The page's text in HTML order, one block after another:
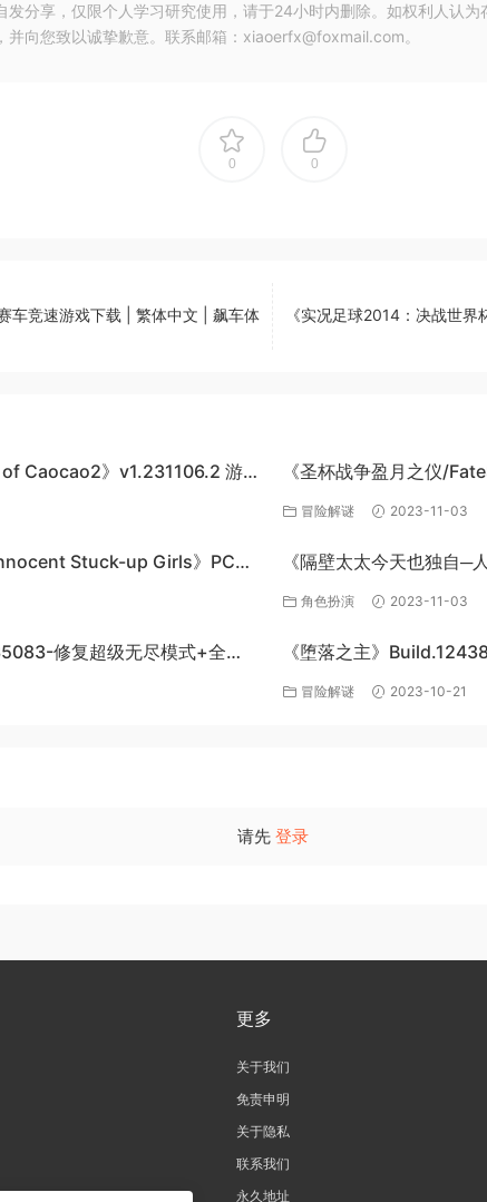
发分享，仅限个人学习研究使用，请于24小时内删除。如权利人认
并向您致以诚挚歉意。联系邮箱：xiaoerfx@foxmail.com。
0 0
车竞速游戏下载 | 繁体中文 | 飙车体
《实况足球2014：决战世
Caocao2》v1.231106.2 游戏
《圣杯战争盈月之仪/
单机游戏下载
冒险解谜 2023-11-03
Stuck-up Girls》PC单
《隔壁太太今天也独自─
角色扮演 2023-11-03
修复超级无尽模式+全
《堕落之主》
下载冒险解谜 2023-10-21
请先 登录
更多
关于我们
免责申明
关于隐私
联系我们
永久地址